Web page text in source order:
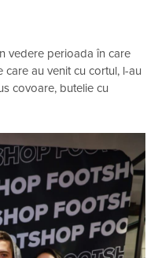
vedere perioada în care
au venit cu cortul, l-au
covoare, butelie cu